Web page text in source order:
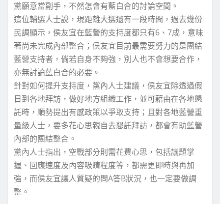
黨願意當副手，不然怎會有藍白合的討論空間。
這位輔選人士說，現距離大選還有一段時間，過去幾份
民調顯示，侯友宜在藍營的支持度都只有6、7成，意味
著尚未完成內部整合；侯友宜目前最需要努力的是團結
藍營支持者，倘若自身不夠強，別人也不會想要合作，
亦無討論藍白合的必要。
針對如何提升支持度，黨內人士建議，侯友宜除透過假
日到各地拜訪，做好地方組織工作，並可藉由在各地懇
託時，順勢提出有感政策以爭取支持；且對各地藍營重
量級人士，要多花心思親自去懇託拜訪，都會有助藍營
內部的團結整合。
黨內人士指出，空戰部分則需花費心思，包括議題掌
握、回應速度及內容吸睛程度等，都需更即時與再加
強，而侯友宜讓人質疑的問A答B狀況，也一定要做調
整。